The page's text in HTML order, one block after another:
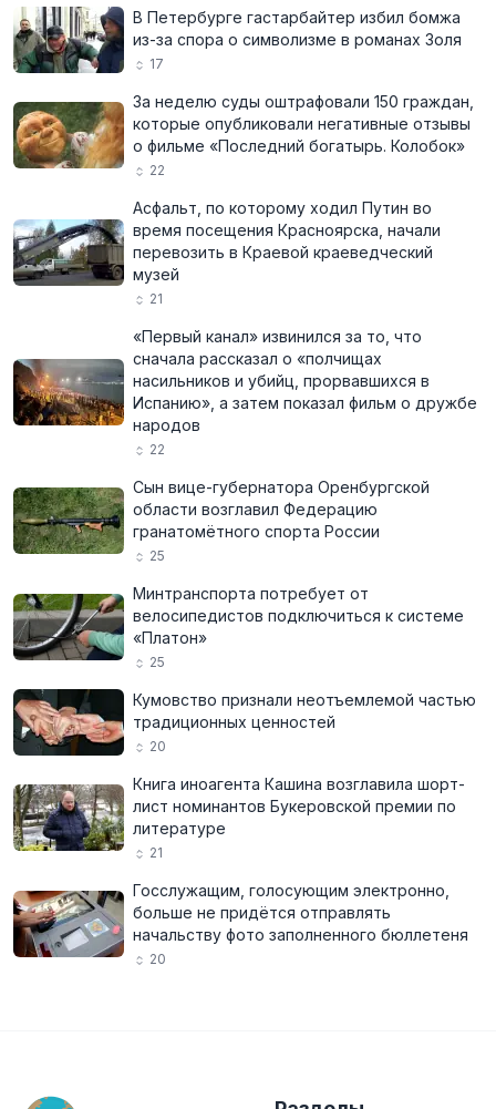
В Петербурге гастарбайтер избил бомжа
из-за спора о символизме в романах Золя
17
За неделю суды оштрафовали 150 граждан,
которые опубликовали негативные отзывы
о фильме «Последний богатырь. Колобок»
22
Асфальт, по которому ходил Путин во
время посещения Красноярска, начали
перевозить в Краевой краеведческий
музей
21
«Первый канал» извинился за то, что
сначала рассказал о «полчищах
насильников и убийц, прорвавшихся в
Испанию», а затем показал фильм о дружбе
народов
22
Сын вице-губернатора Оренбургской
области возглавил Федерацию
гранатомётного спорта России
25
Минтранспорта потребует от
велосипедистов подключиться к системе
«Платон»
25
Кумовство признали неотъемлемой частью
традиционных ценностей
20
Книга иноагента Кашина возглавила шорт-
лист номинантов Букеровской премии по
литературе
21
Госслужащим, голосующим электронно,
больше не придётся отправлять
начальству фото заполненного бюллетеня
20